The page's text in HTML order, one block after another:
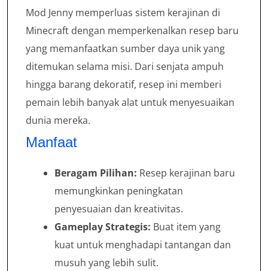
Mod Jenny memperluas sistem kerajinan di
Minecraft dengan memperkenalkan resep baru
yang memanfaatkan sumber daya unik yang
ditemukan selama misi. Dari senjata ampuh
hingga barang dekoratif, resep ini memberi
pemain lebih banyak alat untuk menyesuaikan
dunia mereka.
Manfaat
Beragam Pilihan: Resep kerajinan baru
memungkinkan peningkatan
penyesuaian dan kreativitas.
Gameplay Strategis: Buat item yang
kuat untuk menghadapi tantangan dan
musuh yang lebih sulit.